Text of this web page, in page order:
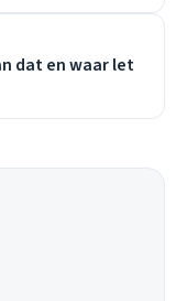
dat en waar let